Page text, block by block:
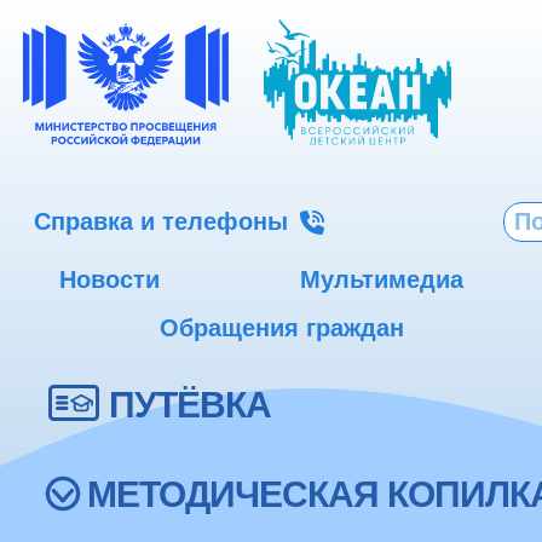
Справка и телефоны
Новости
Мультимедиа
Обращения граждан
ПУТЁВКА
МЕТОДИЧЕСКАЯ